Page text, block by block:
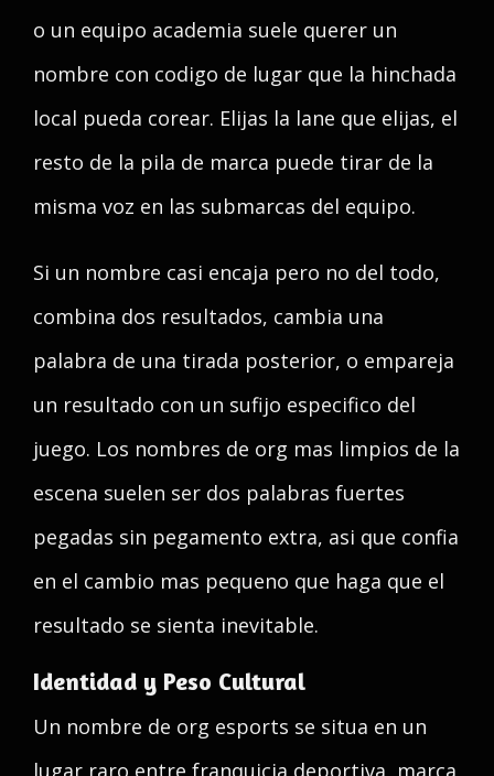
o un equipo academia suele querer un
nombre con codigo de lugar que la hinchada
local pueda corear. Elijas la lane que elijas, el
resto de la pila de marca puede tirar de la
misma voz en las submarcas del equipo.
Si un nombre casi encaja pero no del todo,
combina dos resultados, cambia una
palabra de una tirada posterior, o empareja
un resultado con un sufijo especifico del
juego. Los nombres de org mas limpios de la
escena suelen ser dos palabras fuertes
pegadas sin pegamento extra, asi que confia
en el cambio mas pequeno que haga que el
resultado se sienta inevitable.
Identidad y Peso Cultural
Un nombre de org esports se situa en un
lugar raro entre franquicia deportiva, marca